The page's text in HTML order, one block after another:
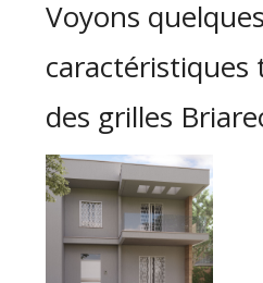
Voyons
caractéristiques
des grilles